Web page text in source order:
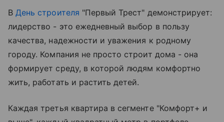
В День строителя "Первый Трест" демонстрирует:
лидерство - это ежедневный выбор в пользу
качества, надежности и уважения к родному
городу. Компания не просто строит дома - она
формирует среду, в которой людям комфортно
жить, работать и растить детей.
Каждая третья квартира в сегменте "Комфорт+ и